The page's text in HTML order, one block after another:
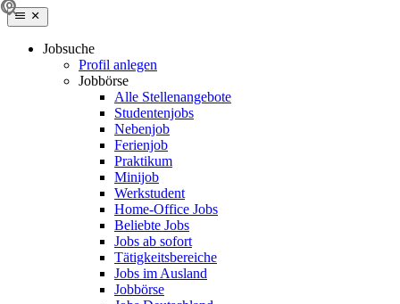
Jobsuche
Profil anlegen
Jobbörse
Alle Stellenangebote
Studentenjobs
Nebenjob
Ferienjob
Praktikum
Minijob
Werkstudent
Home-Office Jobs
Beliebte Jobs
Jobs ab sofort
Tätigkeitsbereiche
Jobs im Ausland
Jobbörse